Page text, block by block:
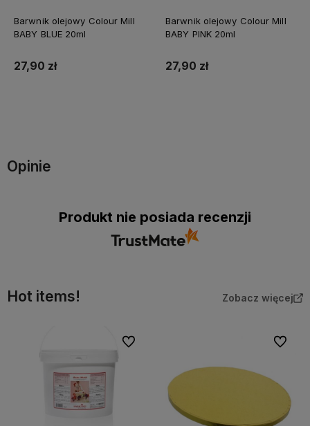
Barwnik olejowy Colour Mill
BABY BLUE 20ml
27,90 zł
Barwnik olejowy Colour Mill
BABY PINK 20ml
27,90 zł
Opinie
Produkt nie posiada recenzji
Hot items! Zobacz więcej
Do ulubionych Do